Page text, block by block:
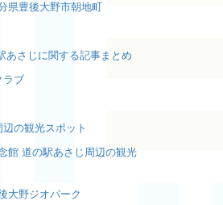
豊後大野市朝地町
あさじに関する記事まとめ
ラブ
の観光スポット
館 道の駅あさじ周辺の観光
大野ジオパーク